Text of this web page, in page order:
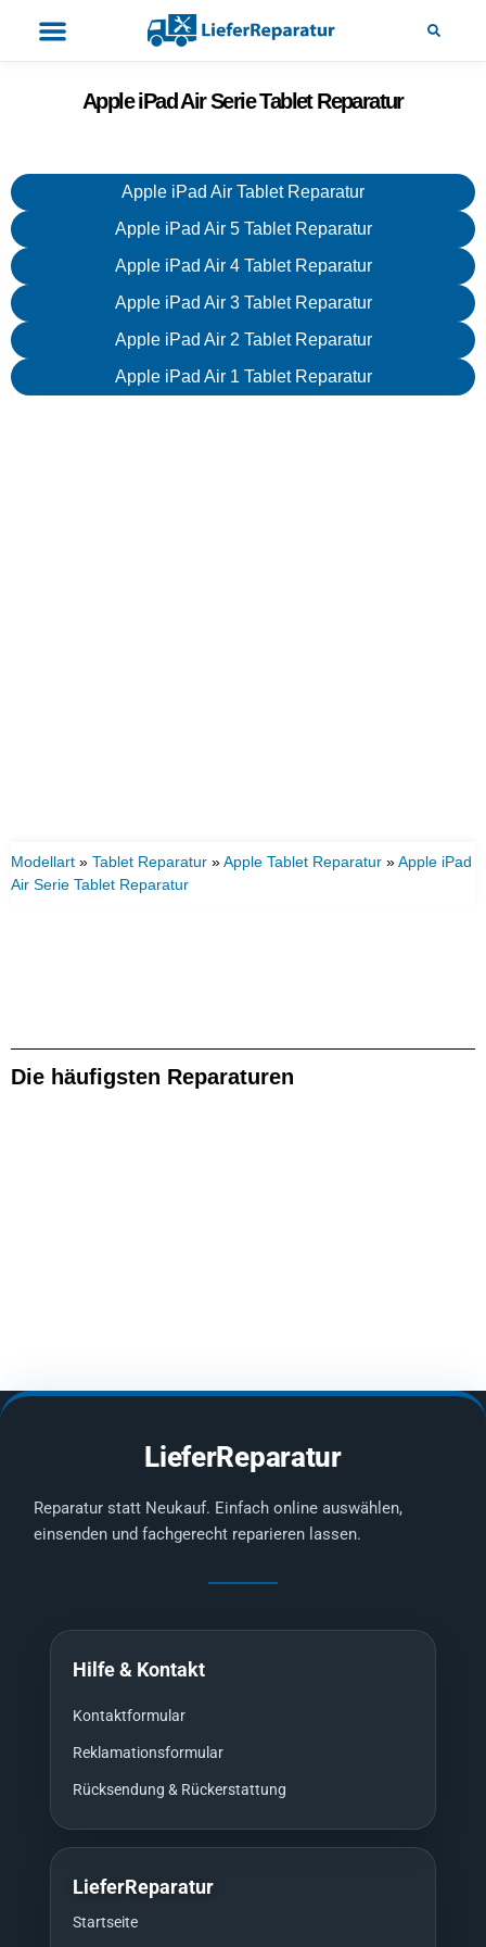
Apple iPad Air Serie Tablet Reparatur
Apple iPad Air Tablet Reparatur
Apple iPad Air 5 Tablet Reparatur
Apple iPad Air 4 Tablet Reparatur
Apple iPad Air 3 Tablet Reparatur
Apple iPad Air 2 Tablet Reparatur
Apple iPad Air 1 Tablet Reparatur
Modellart » Tablet Reparatur »Apple Tablet Reparatur »Apple iPad
Air Serie Tablet Reparatur
Die häufigsten Reparaturen
LieferReparatur
Reparatur statt Neukauf. Einfach online auswählen,
einsenden und fachgerecht reparieren lassen.
Hilfe & Kontakt
Kontaktformular
Reklamationsformular
Rücksendung & Rückerstattung
LieferReparatur
Startseite